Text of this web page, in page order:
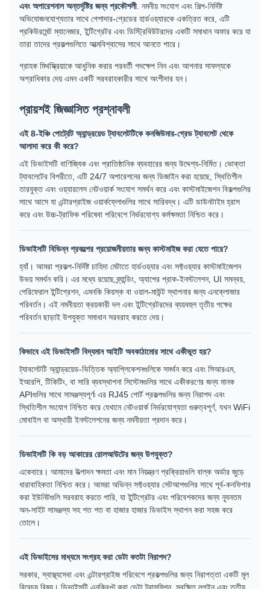
এবং অপারেশনাল অন্তর্দৃষ্টির জন্য প্রকৌশলী . নমনীয় সংযোগ এবং শিল্প-নির্দিষ্ট
অভিযোজনযোগ্যতার সাথে পেশাদার-গ্রেডের হার্ডওয়্যারকে একত্রিত করে, এটি
প্রকিউরমেন্ট ম্যানেজার, ইন্টিগ্রেটর এবং ডিস্ট্রিবিউটরদের একটি সমাধান অফার করে যা
তারা তাদের প্রকল্পগুলিতে আত্মবিশ্বাসের সাথে আনতে পারে।
গ্রাহক মিথস্ক্রিয়াকে আধুনিক করার পরবর্তী পদক্ষেপ নিন এবং আপনার সাফল্যকে
অগ্রাধিকার দেয় এমন একটি সরবরাহকারীর সাথে অংশীদার হন।
প্রায়শই জিজ্ঞাসিত প্রশ্নাবলী
এই 8-ইঞ্চি পোর্ট্রেট অ্যান্ড্রয়েড ট্যাবলেটটিকে কনজিউমার-গ্রেড ট্যাবলেট থেকে
আলাদা করে কী করে?
এই ডিভাইসটি বাণিজ্যিক এবং প্রাতিষ্ঠানিক ব্যবহারের জন্য উদ্দেশ্য-নির্মিত। ভোক্তা
ট্যাবলেটের বিপরীতে, এটি 24/7 অপারেশনের জন্য ডিজাইন করা হয়েছে, স্থিতিশীল
তারযুক্ত এবং ওয়্যারলেস নেটওয়ার্ক সংযোগ সমর্থন করে এবং কাস্টমাইজেশন বিকল্পগুলির
সাথে আসে যা এন্টারপ্রাইজ ওয়ার্কফ্লোগুলির সাথে সারিবদ্ধ। এটি ডাউনটাইম হ্রাস
করে এবং উচ্চ-ট্রাফিক পরিষেবা পরিবেশে নির্ভরযোগ্য কর্মক্ষমতা নিশ্চিত করে।
ডিভাইসটি বিভিন্ন প্রকল্পের প্রয়োজনীয়তার জন্য কাস্টমাইজ করা যেতে পারে?
হ্যাঁ। আমরা প্রকল্প-নির্দিষ্ট চাহিদা মেটাতে হার্ডওয়্যার এবং সফ্টওয়্যার কাস্টমাইজেশন
উভয় সমর্থন করি। এর মধ্যে রয়েছে ব্র্যান্ডিং, অ্যাপের প্রাক-ইনস্টলেশন, UI সমন্বয়,
পেরিফেরাল ইন্টিগ্রেশন, এমনকি কিয়স্ক বা ওয়াল-মাউন্ট স্থাপনার জন্য এনক্লোজার
পরিবর্তন। এই নমনীয়তা ক্রয়কারী দল এবং ইন্টিগ্রেটরদের ব্যয়বহুল তৃতীয় পক্ষের
পরিবর্তন ছাড়াই উপযুক্ত সমাধান সরবরাহ করতে দেয়।
কিভাবে এই ডিভাইসটি বিদ্যমান আইটি অবকাঠামোর সাথে একীভূত হয়?
ট্যাবলেটটি অ্যান্ড্রয়েড-ভিত্তিক অ্যাপ্লিকেশনগুলিকে সমর্থন করে এবং সিআরএম,
ইআরপি, টিকিটিং, বা সারি ব্যবস্থাপনা সিস্টেমগুলির সাথে একীকরণের জন্য মানক
APIগুলির সাথে সামঞ্জস্যপূর্ণ৷ এর RJ45 পোর্ট প্রকল্পগুলির জন্য নিরাপদ এবং
স্থিতিশীল সংযোগ নিশ্চিত করে যেখানে নেটওয়ার্ক নির্ভরযোগ্যতা গুরুত্বপূর্ণ, যখন WiFi
মোবাইল বা অস্থায়ী ইনস্টলেশনের জন্য নমনীয়তা প্রদান করে।
ডিভাইসটি কি বড় আকারের রোলআউটের জন্য উপযুক্ত?
একেবারে। আমাদের উত্পাদন ক্ষমতা এবং মান নিয়ন্ত্রণ প্রক্রিয়াগুলি বাল্ক অর্ডার জুড়ে
ধারাবাহিকতা নিশ্চিত করে। আমরা অভিন্ন সফ্টওয়্যার সেটআপগুলির সাথে পূর্ব-কনফিগার
করা ইউনিটগুলি সরবরাহ করতে পারি, যা ইন্টিগ্রেটর এবং পরিবেশকদের জন্য ন্যূনতম
অন-সাইট সামঞ্জস্য সহ শত শত বা হাজার হাজার ডিভাইস স্থাপন করা সহজ করে
তোলে।
এই ডিভাইসের মাধ্যমে সংগ্রহ করা ডেটা কতটা নিরাপদ?
সরকার, স্বাস্থ্যসেবা এবং এন্টারপ্রাইজ পরিবেশে প্রকল্পগুলির জন্য নিরাপত্তা একটি মূল
বিবেচ্য বিষয়। ডিভাইসটি এনক্রিপ্ট করা ডেটা ট্রান্সমিশন, সুরক্ষিত লগইন এবং তৃতীয়